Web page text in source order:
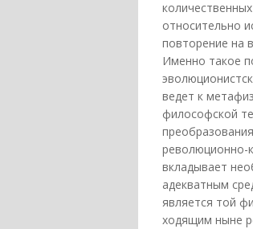
относительно
повторение на
Именно такое
ведет к
философской
революционно-
вкладывает
адекватным
является той
ходящим ныне